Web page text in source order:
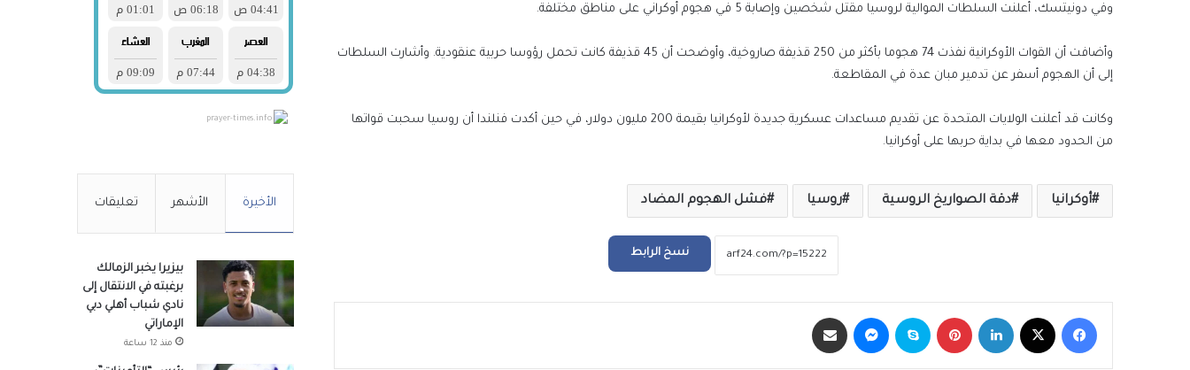
وفي دونيتسك، أعلنت السلطات الموالية لروسيا مقتل شخصين وإصابة 5 في هجوم أوكراني على مناطق مختلفة.
وأضافت أن القوات الأوكرانية نفذت 74 هجوما بأكثر من 250 قذيفة صاروخية، وأوضحت أن 45 قذيفة كانت تحمل رؤوسا حربية عنقودية. وأشارت السلطات
إلى أن الهجوم أسفر عن تدمير مبان عدة في المقاطعة.
وكانت قد أعلنت الولايات المتحدة عن تقديم مساعدات عسكرية جديدة لأوكرانيا بقيمة 200 مليون دولار، في حين أكدت فنلندا أن روسيا سحبت قواتها
من الحدود معها في بداية حربها على أوكرانيا.
أوكرانيا دقة الصواريخ الروسية روسيا فشل الهجوم المضاد
نسخ الرابط
فيسبوك لينكدإن بينتيريست سكايب ماسنجر
لواء أحمد عزت مدير أمن المنيا الجديد.. عائداً إليها بعد
prayer-times.info
الأخيرة الأشهر تعليقات
بيزيرا يخبر الزمالك
برغبته في الانتقال إلى
نادي شباب أهلي دبي
الإماراتي
منذ 12 ساعة